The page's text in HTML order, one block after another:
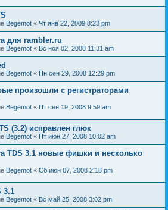
Begemot « Чт янв 22, 2009 8:23 pm
для rambler.ru
Begemot « Вс ноя 02, 2008 11:31 am
Begemot « Пн сен 29, 2008 12:29 pm
произошли с регистраторами
Begemot « Пт сен 19, 2008 9:59 am
(3.2) исправлен глюк
Begemot « Пт июн 27, 2008 10:02 am
TDS 3.1 новые фишки и несколько
Begemot « Сб июн 07, 2008 2:18 pm
3.1
Begemot « Вс май 25, 2008 3:02 pm